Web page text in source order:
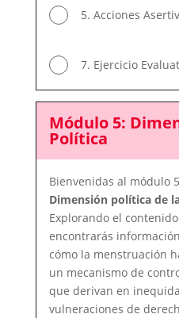
5. Acciones
7. Ejercicio
Módulo 5:
Política
Bienvenidas al módulo
Dimensión política de
Explorando el
encontrarás
cómo la menstruación
un mecanismo de
que derivan en
vulneraciones de